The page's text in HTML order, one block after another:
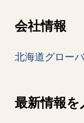
会社情報
北海道グロー
最新情報を